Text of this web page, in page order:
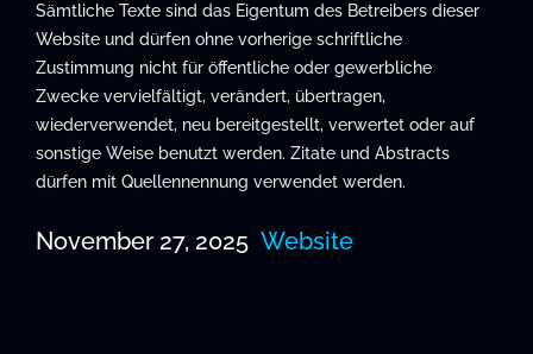
Sämtliche Texte sind das Eigentum des Betreibers dieser
Website und dürfen ohne vorherige schriftliche
Zustimmung nicht für öffentliche oder gewerbliche
Zwecke vervielfältigt, verändert, übertragen,
wiederverwendet, neu bereitgestellt, verwertet oder auf
sonstige Weise benutzt werden. Zitate und Abstracts
dürfen mit Quellennennung verwendet werden.
November 27, 2025 Website